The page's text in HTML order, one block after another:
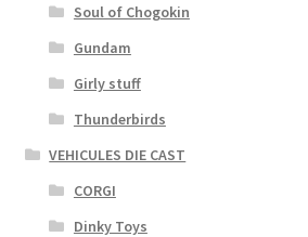
Soul of Chogokin
Gundam
Girly stuff
Thunderbirds
VEHICULES DIE CAST
CORGI
Dinky Toys